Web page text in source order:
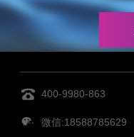
400-9980-863
微信:18588785629